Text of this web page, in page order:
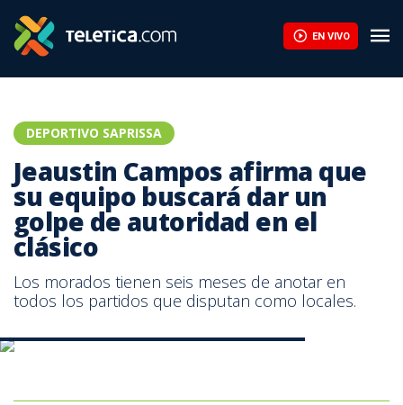
EN VIVO
DEPORTIVO SAPRISSA
Jeaustin Campos afirma que
su equipo buscará dar un
golpe de autoridad en el
clásico
Los morados tienen seis meses de anotar en
todos los partidos que disputan como locales.